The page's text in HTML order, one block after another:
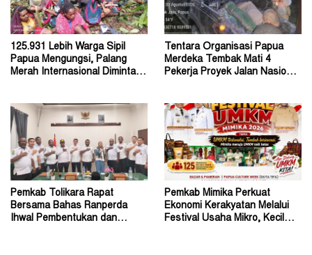
125.931 Lebih Warga Sipil
Papua Mengungsi, Palang
Merah Internasional Diminta
Tentara Organisasi Papua
Merdeka Tembak Mati 4
Pekerja Proyek Jalan Nasional
Pemkab Tolikara Rapat
Bersama Bahas Ranperda
Ihwal Pembentukan dan
Pemkab Mimika Perkuat
Ekonomi Kerakyatan Melalui
Festival Usaha Mikro, Kecil